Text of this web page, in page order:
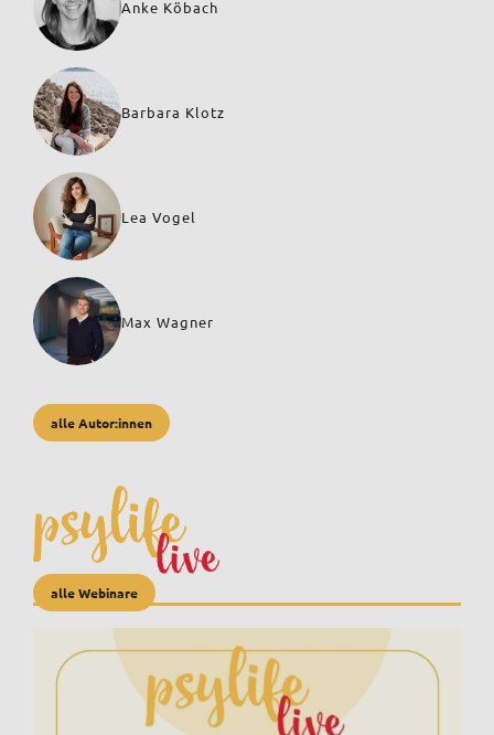
Anke Köbach
Barbara Klotz
Lea Vogel
Max Wagner
alle Autor:innen
alle Webinare